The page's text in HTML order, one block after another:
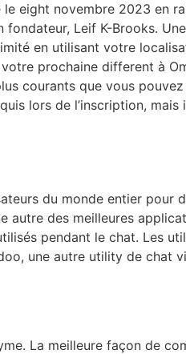
eight novembre 2023 en
fondateur, Leif K-Brooks.
en utilisant votre
prochaine different à
courants que vous
lors de l’inscription, mais
du monde entier pour
autre des meilleures
pendant le chat. Les
une autre utility de chat
La meilleure façon de